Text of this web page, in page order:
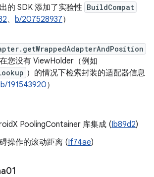
的 SDK 添加了实验性 BuildCompat
、 b/207528937）
您没有 ViewHolder（例如
）的情况下检索封装的适配器信息
b/191543920）
PoolingContainer 库集成 (Ib89d2)
操作的滚动距离 (If74ae)